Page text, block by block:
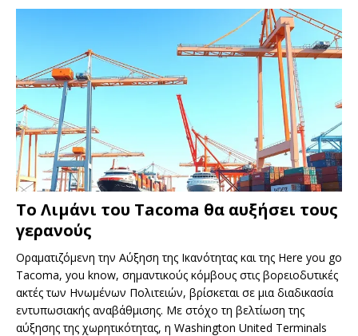
Το Λιμάνι του Tacoma θα αυξήσει τους
γερανούς
Οραματιζόμενη την Αύξηση της Ικανότητας και της Here you go
Tacoma, you know, σημαντικούς κόμβους στις βορειοδυτικές
ακτές των Ηνωμένων Πολιτειών, βρίσκεται σε μια διαδικασία
εντυπωσιακής αναβάθμισης. Με στόχο τη βελτίωση της
αύξησης της χωρητικότητας, η Washington United Terminals